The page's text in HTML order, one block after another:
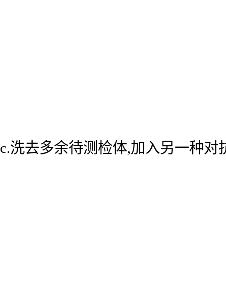
c.洗去多余待测检体,加入另一种